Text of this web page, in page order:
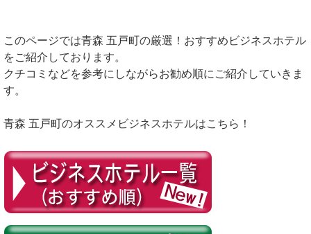
このページでは青森 五戸町の厳選！おすすめビジネスホテル
をご紹介しております。
クチコミなどを参考にしながらお勧め順にご紹介していきま
す。
青森 五戸町のオススメビジネスホテルはこちら！